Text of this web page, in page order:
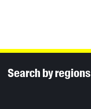
Search by regions